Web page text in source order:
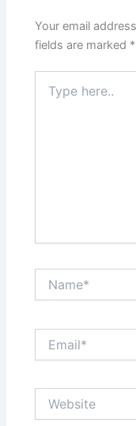
Your email
fields are marked *
here..